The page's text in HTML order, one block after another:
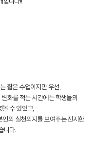
짧은 수업이지만 우선,
화를 적는 시간에는 학생들의
볼 수 있었고,
의 실천의지를 보여주는 진지한
니다.